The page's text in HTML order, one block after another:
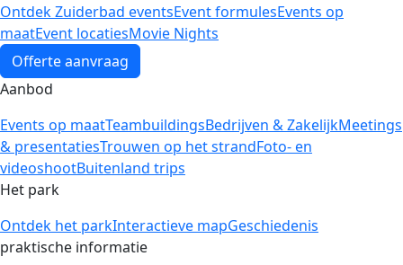
Ontdek Zuiderbad eventsEvent formulesEvents op
maatEvent locatiesMovie Nights
Offerte aanvraag
Aanbod
Events op maatTeambuildingsBedrijven & ZakelijkMeetings
& presentatiesTrouwen op het strandFoto- en
videoshootBuitenland trips
Het park
Ontdek het parkInteractieve mapGeschiedenis
praktische informatie